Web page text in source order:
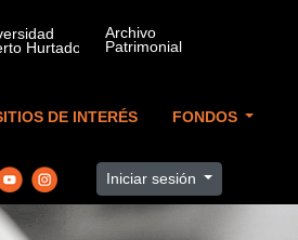
DE INTERÉS FONDOS
Iniciar sesión